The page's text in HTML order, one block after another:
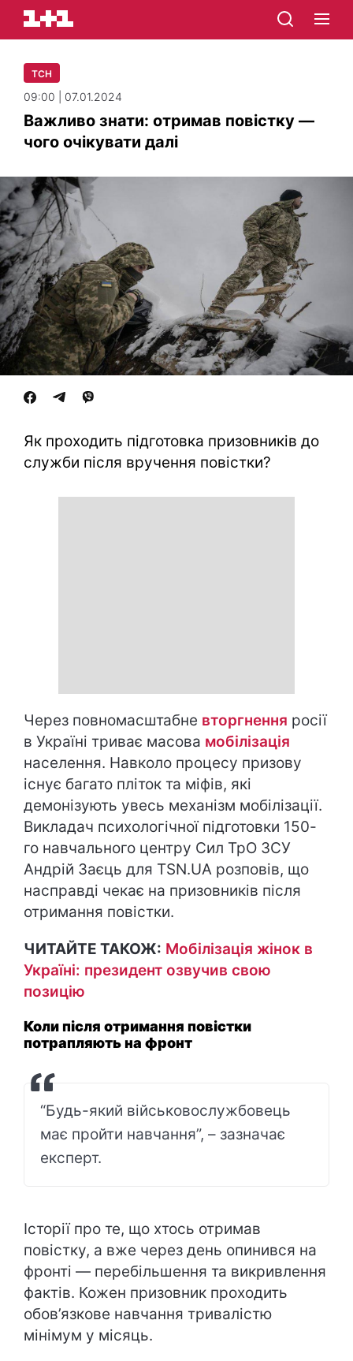
ТСН
09:00 | 07.01.2024
Важливо знати: отримав повістку —
чого очікувати далі
Як проходить підготовка призовників до
служби після вручення повістки?
Через повномасштабне вторгнення росії
в Україні триває масова мобілізація
населення. Навколо процесу призову
існує багато пліток та міфів, які
демонізують увесь механізм мобілізації.
Викладач психологічної підготовки 150-
го навчального центру Сил ТрО ЗСУ
Андрій Заєць для TSN.UA розповів, що
насправді чекає на призовників після
отримання повістки.
ЧИТАЙТЕ ТАКОЖ: Мобілізація жінок в
Україні: президент озвучив свою
позицію
Коли після отримання повістки
потрапляють на фронт
“Будь-який військовослужбовець
має пройти навчання”, – зазначає
експерт.
Історії про те, що хтось отримав
повістку, а вже через день опинився на
фронті — перебільшення та викривлення
фактів. Кожен призовник проходить
обов’язкове навчання тривалістю
мінімум у місяць.